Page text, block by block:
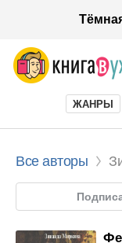
ЖАНРЫ
Все авторы